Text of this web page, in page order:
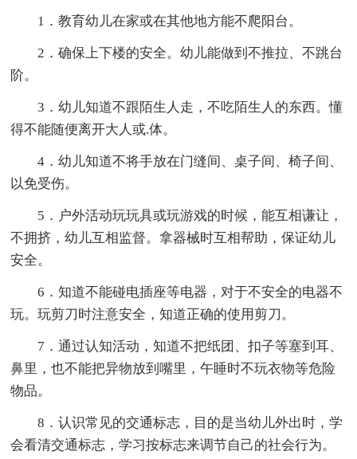
1．教育幼儿在家或在其他地方能不爬阳台。
2．确保上下楼的安全。幼儿能做到不推拉、不跳台
阶。
3．幼儿知道不跟陌生人走，不吃陌生人的东西。懂
得不能随便离开大人或.体。
4．幼儿知道不将手放在门缝间、桌子间、椅子间、
以免受伤。
5．户外活动玩玩具或玩游戏的时候，能互相谦让，
不拥挤，幼儿互相监督。拿器械时互相帮助，保证幼儿
安全。
6．知道不能碰电插座等电器，对于不安全的电器不
玩。玩剪刀时注意安全，知道正确的使用剪刀。
7．通过认知活动，知道不把纸团、扣子等塞到耳、
鼻里，也不能把异物放到嘴里，午睡时不玩衣物等危险
物品。
8．认识常见的交通标志，目的是当幼儿外出时，学
会看清交通标志，学习按标志来调节自己的社会行为。